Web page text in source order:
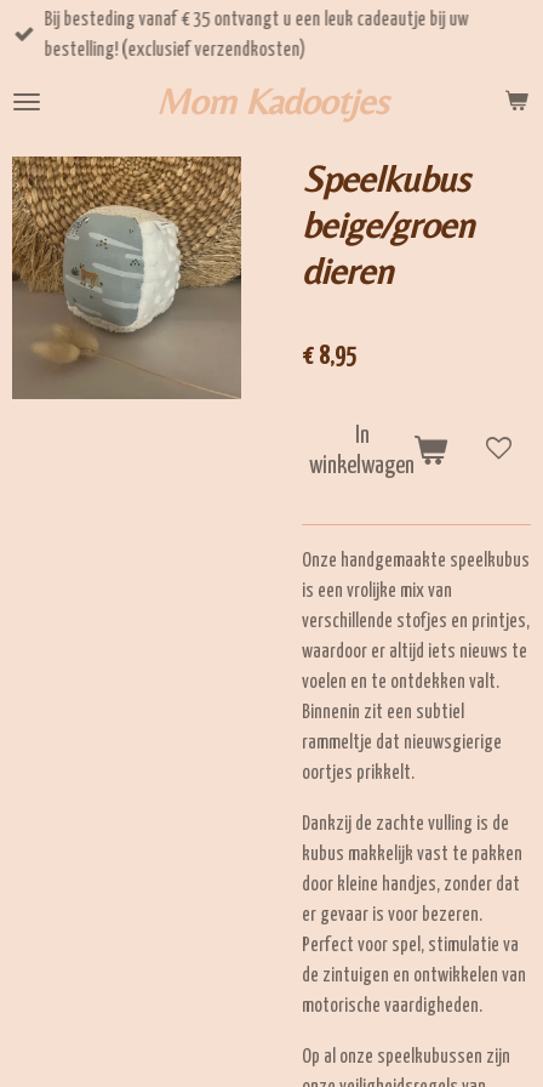
Ga
direct
de
Mom Kadootjes
Bij besteding vanaf € 35 ontvangt u een leuk cadeautje bij uw
bestelling! (exclusief verzendkosten)
Speelkubus
beige/groen
dieren
€ 8,95
In
winkelwagen
Onze handgemaakte speelkubus
is een vrolijke mix van
verschillende stofjes en printjes,
waardoor er altijd iets nieuws te
voelen en te ontdekken valt.
Binnenin zit een subtiel
rammeltje dat nieuwsgierige
oortjes prikkelt.
Dankzij de zachte vulling is de
kubus makkelijk vast te pakken
door kleine handjes, zonder dat
er gevaar is voor bezeren.
Perfect voor spel, stimulatie va
de zintuigen en ontwikkelen van
motorische vaardigheden.
Op al onze speelkubussen zijn